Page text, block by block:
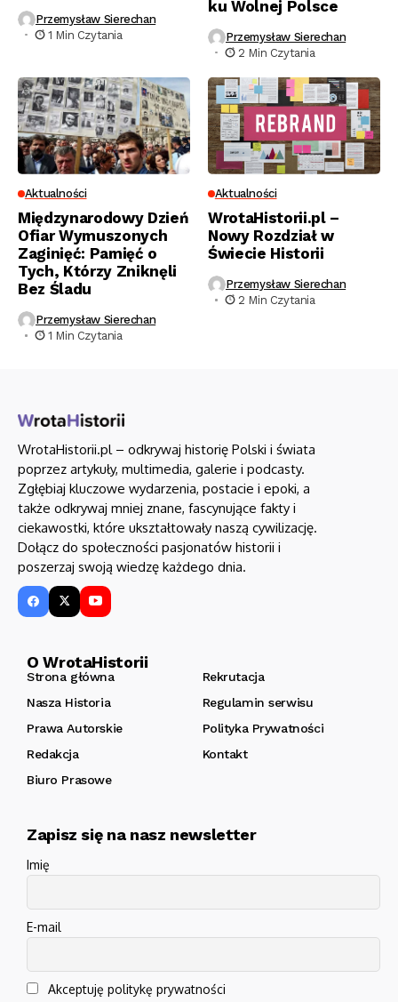
Przemysław Sierechan
1 Min Czytania
ku Wolnej Polsce
Przemysław Sierechan
2 Min Czytania
Aktualności
Międzynarodowy Dzień
Ofiar Wymuszonych
Zaginięć: Pamięć o
Tych, Którzy Zniknęli
Bez Śladu
Przemysław Sierechan
1 Min Czytania
Aktualności
WrotaHistorii.pl –
Nowy Rozdział w
Świecie Historii
Przemysław Sierechan
2 Min Czytania
WrotaHistorii.pl – odkrywaj historię Polski i świata
poprzez artykuły, multimedia, galerie i podcasty.
Zgłębiaj kluczowe wydarzenia, postacie i epoki, a
także odkrywaj mniej znane, fascynujące fakty i
ciekawostki, które ukształtowały naszą cywilizację.
Dołącz do społeczności pasjonatów historii i
poszerzaj swoją wiedzę każdego dnia.
O WrotaHistorii
Strona główna
Rekrutacja
Nasza Historia
Regulamin serwisu
Prawa Autorskie
Polityka Prywatności
Redakcja
Kontakt
Biuro Prasowe
Zapisz się na nasz newsletter
Imię
E-mail
Akceptuję politykę prywatności